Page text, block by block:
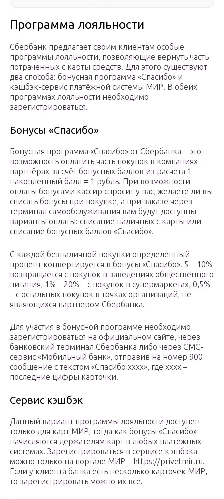
Программа лояльности
Сбербанк предлагает своим клиентам особые
программы лояльности, позволяющие вернуть часть
потраченных с карты средств. Для этого существуют
два способа: бонусная программа «Спасибо» и
кэшбэк-сервис платёжной системы МИР. В обеих
программах лояльности необходимо
зарегистрироваться.
Бонусы «Спасибо»
Бонусная программа «Спасибо» от Сбербанка – это
возможность оплатить часть покупок в компаниях-
партнёрах за счёт бонусных баллов из расчёта 1
накопленный балл = 1 рубль. При возможности
оплаты бонусами кассир спросит у вас, желаете ли вы
списать бонусы при покупке, а при заказе через
терминал самообслуживания вам будут доступны
варианты оплаты: списание наличных с карты или
списание бонусных баллов «Спасибо».
С каждой безналичной покупки определённый
процент конвертируется в бонусы «Спасибо». 5 – 10%
возвращается с покупок в заведениях общественного
питания, 1% – 20% – с покупок в супермаркетах, 0,5%
– с остальных покупок в точках организаций, не
являющихся партнером Сбербанка.
Для участия в бонусной программе необходимо
зарегистрироваться на официальном сайте, через
банковский терминал Сбербанка либо через СМС-
сервис «Мобильный банк», отправив на номер 900
сообщение с текстом «Спасибо хххх», где хххх –
последние цифры карточки.
Сервис кэшбэк
Данный вариант программы лояльности доступен
только для карт МИР, тогда как бонусы «Спасибо»
начисляются держателям карт в любых платёжных
системах. Зарегистрироваться в сервисе кэшбэка
можно только на портале МИР – https://privetmir.ru.
Если у клиента банка есть несколько карточек МИР,
то зарегистрировать можно их все.